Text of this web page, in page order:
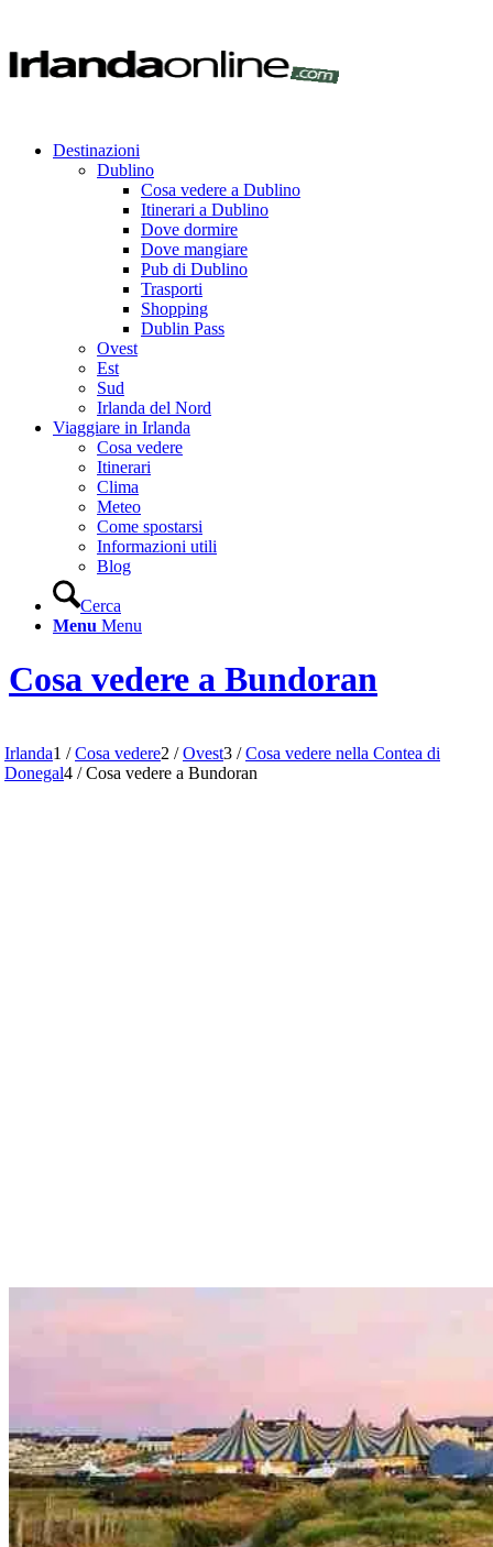
Destinazioni
Dublino
Cosa vedere a Dublino
Itinerari a Dublino
Dove dormire
Dove mangiare
Pub di Dublino
Trasporti
Shopping
Dublin Pass
Ovest
Est
Sud
Irlanda del Nord
Viaggiare in Irlanda
Cosa vedere
Itinerari
Clima
Meteo
Come spostarsi
Informazioni utili
Blog
Cerca
Menu Menu
Cosa vedere a Bundoran
Irlanda1 / Cosa vedere2 / Ovest3 / Cosa vedere nella Contea di
Donegal4 / Cosa vedere a Bundoran